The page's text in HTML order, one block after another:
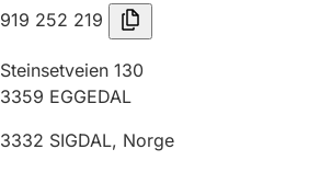
919 252 219
Steinsetveien 130
3359 EGGEDAL
3332 SIGDAL, Norge